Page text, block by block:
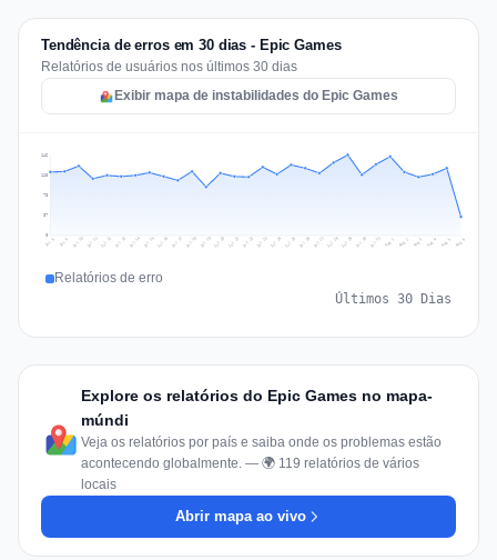
Tendência de erros em 30 dias - Epic Games
Relatórios de usuários nos últimos 30 dias
Exibir mapa de instabilidades do Epic Games
37
73
110
146
Jul 8 Jul 9 Jul 10 Jul 11 Jul 12 Jul 13 Jul 14 Jul 15 Jul 16 Jul 17 Jul 18 Jul 19 Jul 20 Jul 21 Jul 22 Jul 23 Jul 24 Jul 25 Jul 26 Jul 27 Jul 28 Jul 29 Jul 30 Jul 31 Aug 1 Aug 2 Aug 3 Aug 4 Aug 5 Aug 6
Relatórios de erro
Últimos 30 Dias
Explore os relatórios do Epic Games no mapa-
múndi
Veja os relatórios por país e saiba onde os problemas estão
acontecendo globalmente. — 🌍 119 relatórios de vários
locais
Abrir mapa ao vivo